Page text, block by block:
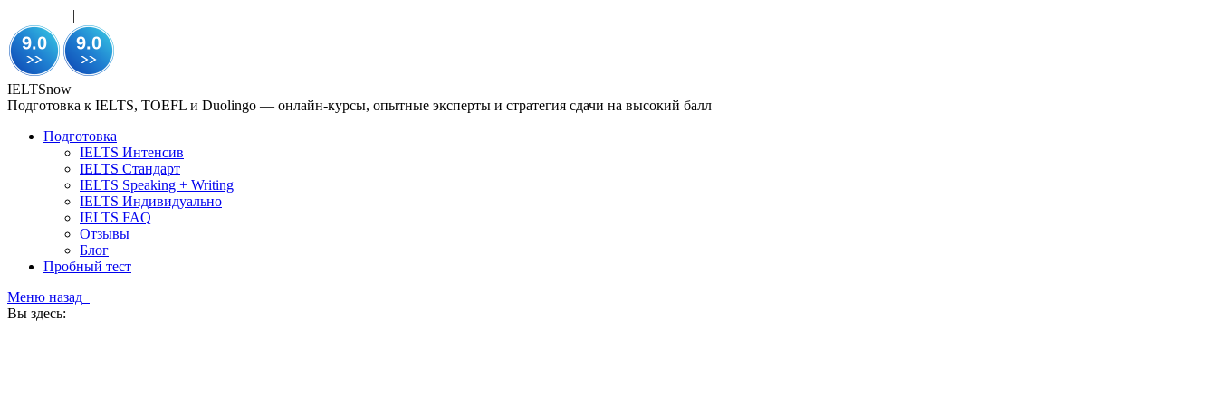
|
IELTSnow
Подготовка к IELTS, TOEFL и Duolingo — онлайн-курсы, опытные эксперты и стратегия сдачи на высокий балл
Подготовка
IELTS Интенсив
IELTS Стандарт
IELTS Speaking + Writing
IELTS Индивидуально
IELTS FAQ
Отзывы
Блог
Пробный тест
Меню назад
Вы здесь: